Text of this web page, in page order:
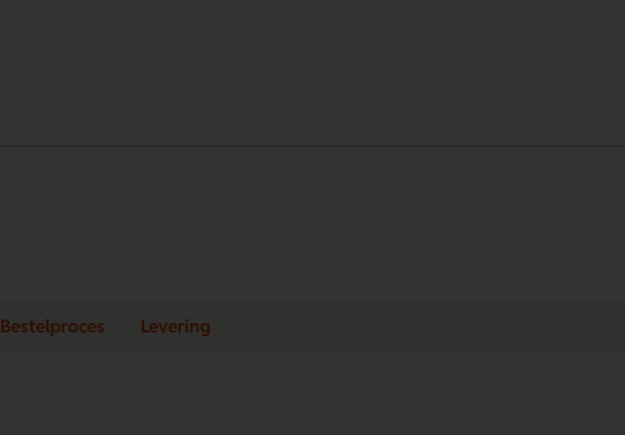
Bestelproces Levering